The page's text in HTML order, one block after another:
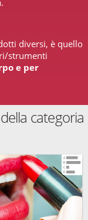
diversi, è quello
strumenti
e per
categoria